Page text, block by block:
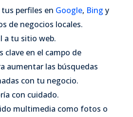
perfiles en Google, Bing y
de negocios locales.
a tu sitio web.
clave en el campo de
aumentar las búsquedas
con tu negocio.
con cuidado.
multimedia como fotos o